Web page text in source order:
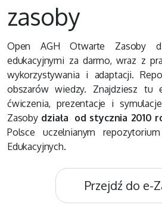
zasoby
Open AGH Otwarte Zasoby
edukacyjnymi za darmo, wraz z
wykorzystywania i adaptacji.
obszarów wiedzy. Znajdziesz tu
ćwiczenia, prezentacje i
Zasoby działa od stycznia 2010
Polsce uczelnianym
Edukacyjnych.
Przejdź do e-